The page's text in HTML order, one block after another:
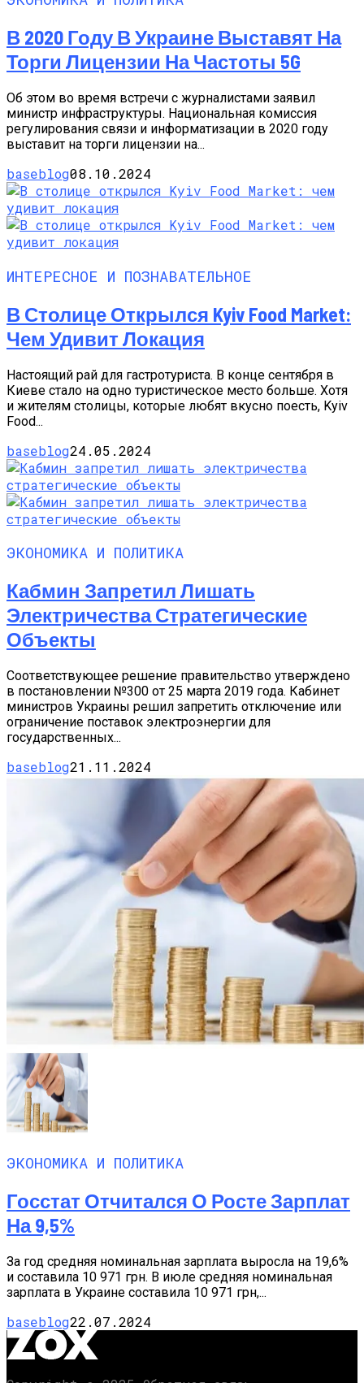
В 2020 Году В Украине Выставят На
Торги Лицензии На Частоты 5G
Об этом во время встречи с журналистами заявил
министр инфраструктуры. Национальная комиссия
регулирования связи и информатизации в 2020 году
выставит на торги лицензии на...
baseblog08.10.2024
ИНТЕРЕСНОЕ И ПОЗНАВАТЕЛЬНОЕ
В Столице Открылся Kyiv Food Market:
Чем Удивит Локация
Настоящий рай для гастротуриста. В конце сентября в
Киеве стало на одно туристическое место больше. Хотя
и жителям столицы, которые любят вкусно поесть, Kyiv
Food...
baseblog24.05.2024
ЭКОНОМИКА И ПОЛИТИКА
Кабмин Запретил Лишать
Электричества Стратегические
Объекты
Соответствующее решение правительство утверждено
в постановлении №300 от 25 марта 2019 года. Кабинет
министров Украины решил запретить отключение или
ограничение поставок электроэнергии для
государственных...
baseblog21.11.2024
ЭКОНОМИКА И ПОЛИТИКА
Госстат Отчитался О Росте Зарплат
На 9,5%
За год средняя номинальная зарплата выросла на 19,6%
и составила 10 971 грн. В июле средняя номинальная
зарплата в Украине составила 10 971 грн,...
baseblog22.07.2024